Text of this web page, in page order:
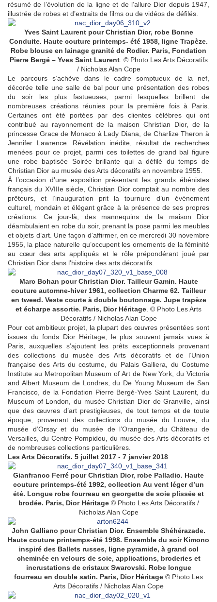
résumé de l’évolution de la ligne et de l’allure Dior depuis 1947,
illustrée de robes et d’extraits de films ou de vidéos de défilés.
Yves Saint Laurent pour Christian Dior, robe Bonne
Conduite. Haute couture printemps- été 1958, ligne Trapèze.
Robe blouse en lainage granité de Rodier. Paris, Fondation
Pierre Bergé – Yves Saint Laurent. © Photo Les Arts Décoratifs
/ Nicholas Alan Cope
Le parcours s’achève dans le cadre somptueux de la nef,
décorée telle une salle de bal pour une présentation des robes
du soir les plus fastueuses, parmi lesquelles brillent de
nombreuses créations réunies pour la première fois à Paris.
Certaines ont été portées par des clientes célèbres qui ont
contribué au rayonnement de la maison Christian Dior, de la
princesse Grace de Monaco à Lady Diana, de Charlize Theron à
Jennifer Lawrence. Révélation inédite, résultat de recherches
menées pour ce projet, parmi ces toilettes de grand bal figure
une robe baptisée Soirée brillante qui a défilé du temps de
Christian Dior au musée des Arts décoratifs en novembre 1955.
À l’occasion d’une exposition présentant les grands ébénistes
français du XVIIIesiècle, Christian Dior comptait au nombre des
prêteurs, et l’inauguration prit la tournure d’un événement
culturel, mondain et élégant grâce à la présence de ses propres
créations. Ce jour-là, des mannequins de la maison Dior
déambulaient en robe du soir, prenant la pose parmi les meubles
et objets d’art. Une façon d’affirmer, en ce mercredi 30 novembre
1955, la place naturelle qu’occupent les ornements de la féminité
au cœur des arts appliqués et le rôle prépondérant joué par
Christian Dior dans l’histoire des arts décoratifs.
Marc Bohan pour Christian Dior. Tailleur Gamin. Haute
couture automne-hiver 1961, collection Charme 62. Tailleur
en tweed. Veste courte à double boutonnage. Jupe trapèze
et écharpe assortie. Paris, Dior Héritage . © Photo Les Arts
Décoratifs / Nicholas Alan Cope
Pour cet ambitieux projet, la plupart des œuvres présentées sont
issues du fonds Dior Héritage, le plus souvent jamais vues à
Paris, auxquelles s’ajoutent les prêts exceptionnels provenant
des collections du musée des Arts décoratifs et de l’Union
française des Arts du costume, du Palais Galliera, du Costume
Institute au Metropolitan Museum of Art de New York, du Victoria
and Albert Museum de Londres, du De Young Museum de San
Francisco, de la Fondation Pierre Bergé-Yves Saint Laurent, du
Museum of London, du musée Christian Dior de Granville, ainsi
que des œuvres d’art prestigieuses, de tout temps et de toute
époque, provenant des collections du musée du Louvre, du
musée d’Orsay et du musée de l’Orangerie, du Château de
Versailles, du Centre Pompidou, du musée des Arts décoratifs et
de nombreuses collections particulières.
Les Arts Décoratifs. 5 juillet 2017 - 7 janvier 2018
Gianfranco Ferré pour Christian Dior, robe Palladio. Haute
couture printemps-été 1992, collection Au vent léger d’un
été. Longue robe fourreau en georgette de soie plissée et
brodée. Paris, Dior Héritage© Photo Les Arts Décoratifs /
Nicholas Alan Cope
John Galliano pour Christian Dior. Ensemble Shéhérazade.
Haute couture printemps-été 1998. Ensemble du soir Kimono
inspiré des Ballets russes, ligne pyramide, à grand col
cheminée en velours de soie, applications, broderies et
incrustations de cristaux Swarovski. Robe longue
fourreau en double satin. Paris, Dior Héritage © Photo Les
Arts Décoratifs / Nicholas Alan Cope